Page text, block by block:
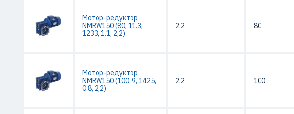
Мотор-редуктор
NMRW150 (80, 11.3,
1233, 1.1, 2,2)
2.2 80
Мотор-редуктор
NMRW150 (100, 9, 1425,
0.8, 2,2)
2.2 100